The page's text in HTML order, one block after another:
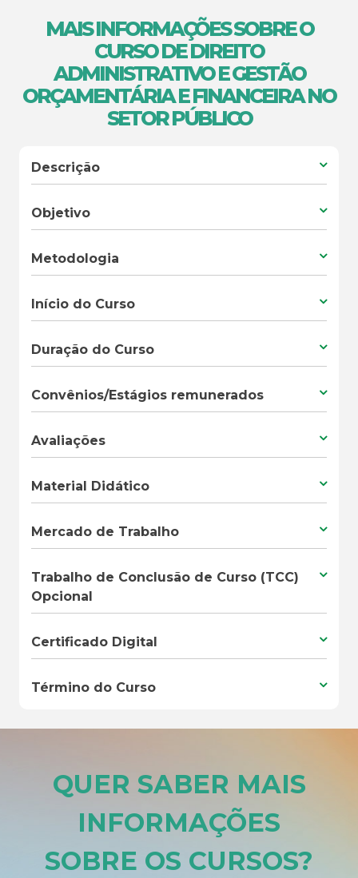
MAIS INFORMAÇÕES SOBRE O
CURSO DE DIREITO
ADMINISTRATIVO E GESTÃO
ORÇAMENTÁRIA E FINANCEIRA NO
SETOR PÚBLICO
Descrição
Objetivo
Metodologia
Início do Curso
Duração do Curso
Convênios/Estágios remunerados
Avaliações
Material Didático
Mercado de Trabalho
Trabalho de Conclusão de Curso (TCC)
Opcional
Certificado Digital
Término do Curso
QUER SABER MAIS
INFORMAÇÕES
SOBRE OS CURSOS?